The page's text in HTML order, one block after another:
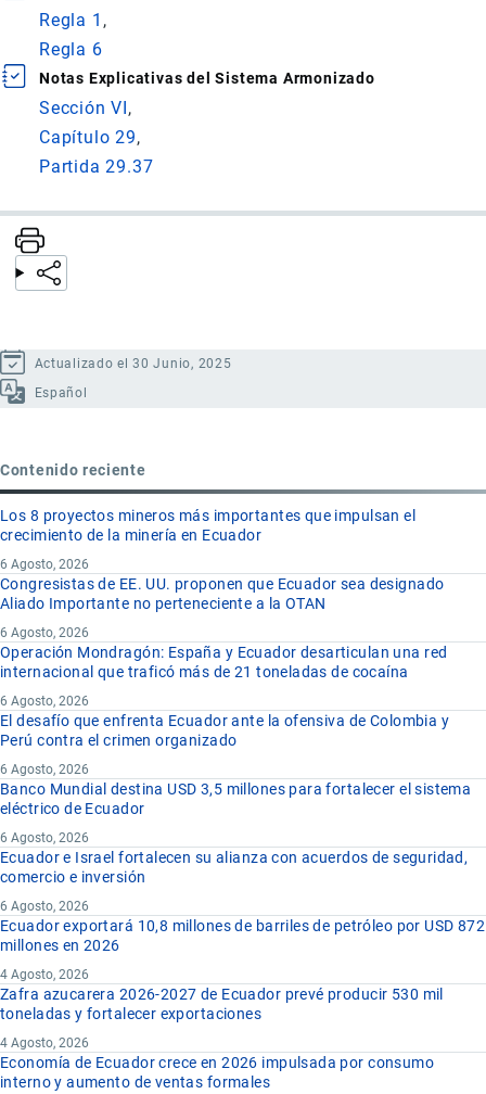
Regla 1
Regla 6
Notas Explicativas del Sistema Armonizado
Sección VI
Capítulo 29
Partida 29.37
Actualizado el 30 Junio, 2025
Español
Contenido reciente
Los 8 proyectos mineros más importantes que impulsan el
crecimiento de la minería en Ecuador
6 Agosto, 2026
Congresistas de EE. UU. proponen que Ecuador sea designado
Aliado Importante no perteneciente a la OTAN
6 Agosto, 2026
Operación Mondragón: España y Ecuador desarticulan una red
internacional que traficó más de 21 toneladas de cocaína
6 Agosto, 2026
El desafío que enfrenta Ecuador ante la ofensiva de Colombia y
Perú contra el crimen organizado
6 Agosto, 2026
Banco Mundial destina USD 3,5 millones para fortalecer el sistema
eléctrico de Ecuador
6 Agosto, 2026
Ecuador e Israel fortalecen su alianza con acuerdos de seguridad,
comercio e inversión
6 Agosto, 2026
Ecuador exportará 10,8 millones de barriles de petróleo por USD 872
millones en 2026
4 Agosto, 2026
Zafra azucarera 2026-2027 de Ecuador prevé producir 530 mil
toneladas y fortalecer exportaciones
4 Agosto, 2026
Economía de Ecuador crece en 2026 impulsada por consumo
interno y aumento de ventas formales